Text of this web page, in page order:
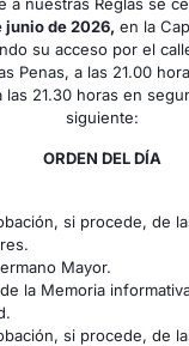
junio de 2026, en la
su acceso por el
Penas, a las 21.00
las 21.30 horas en
siguiente:
ORDEN DEL DÍA
si procede, de
Mayor.
la Memoria
si procede, de